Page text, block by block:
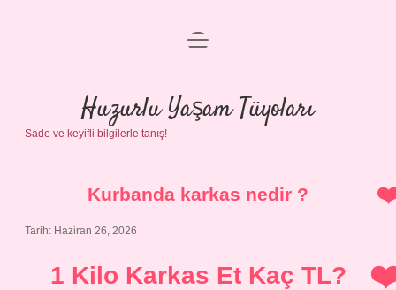
Anasayfa
Gizlilik Politikası
Yasal Uyarı
menüyü
Huzurlu Yaşam Tüyoları
Sade ve keyifli bilgilerle tanış!
Kurbanda karkas nedir ?
Tarih: Haziran 26, 2026
1 Kilo Karkas Et Kaç TL?